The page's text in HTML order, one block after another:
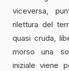
viceversa,
rilettura del
quasi cruda,
morso una
iniziale viene